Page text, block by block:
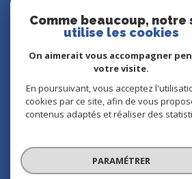
Nos honoraires
Cookies
© 2026 | Tous droits réservés
Comme beaucoup, notre
utilise les cookies
On aimerait vous accompagner
votre visite.
En poursuivant, vous acceptez
cookies par ce site, afin de vous
contenus adaptés et réaliser des
PARAMÉTRER